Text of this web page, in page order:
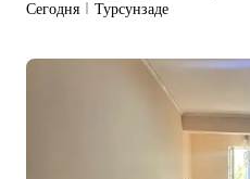
Сегодня Турсунзаде